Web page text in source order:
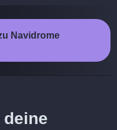
Navidrome